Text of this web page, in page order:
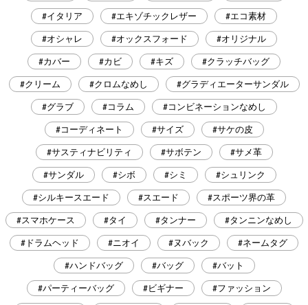
#イタリア #エキゾチックレザー #エコ素材
#オシャレ #オックスフォード #オリジナル
#カバー #カビ #キズ #クラッチバッグ
#クリーム #クロムなめし #グラディエーターサンダル
#グラブ #コラム #コンビネーションなめし
#コーディネート #サイズ #サケの皮
#サスティナビリティ #サボテン #サメ革
#サンダル #シボ #シミ #シュリンク
#シルキースエード #スエード #スポーツ界の革
#スマホケース #タイ #タンナー #タンニンなめし
#ドラムヘッド #ニオイ #ヌバック #ネームタグ
#ハンドバッグ #バッグ #バット
#パーティーバッグ #ビギナー #ファッション